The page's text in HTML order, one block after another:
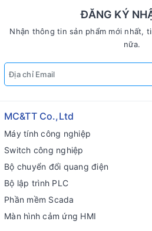
ĐĂNG KÝ
Nhận thông tin sản phẩm mới nhất,
nữa.
MC&TT Co.,Ltd
Máy tính công nghiệp
Switch công nghiệp
Bộ chuyển đổi quang điện
Bộ lập trình PLC
Phần mềm Scada
Màn hình cảm ứng HMI